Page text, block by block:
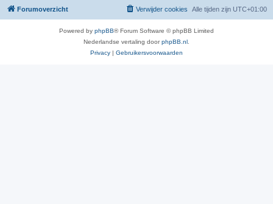
Forumoverzicht Alle tijden zijn UTC+01:00
Verwijder cookies
Powered by phpBB® Forum Software © phpBB Limited
Nederlandse vertaling doorphpBB.nl
Privacy | Gebruikersvoorwaarden